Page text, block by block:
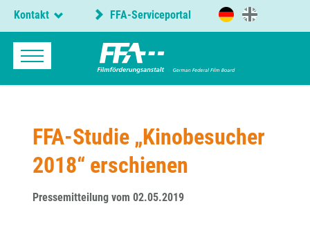
Kontakt FFA-Serviceportal
FFA-Studie „Kinobesucher
2018“ erschienen
Pressemitteilung vom 02.05.2019